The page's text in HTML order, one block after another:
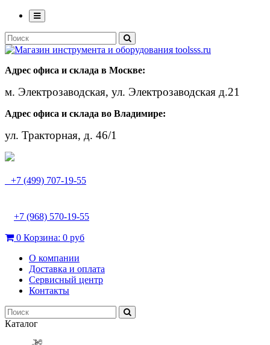
Адрес офиса и склада в Москве:
м. Электрозаводская, ул. Электрозаводская д.21
Адрес офиса и склада во Владимире:
ул. Тракторная, д. 46/1
+7 (499) 707-19-55
+7 (968) 570-19-55
0 Корзина: 0 руб
О компании
Доставка и оплата
Сервисный центр
Контакты
Каталог